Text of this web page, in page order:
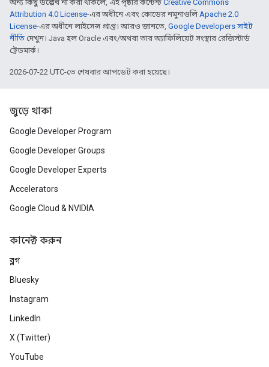
অন্য কিছু উল্লেখ না করা থাকলে, এই পৃষ্ঠার কন্টেন্ট Creative Commons
Attribution 4.0 License-এর অধীনে এবং কোডের নমুনাগুলিApache 2.0
License-এর অধীনে লাইসেন্স প্রাপ্ত। আরও জানতে, Google Developers সাইট
নীতি দেখুন। Java হল Oracle এবং/অথবা তার অ্যাফিলিয়েট সংস্থার রেজিস্টার্ড
ট্রেডমার্ক।
2026-07-22 UTC-তে শেষবার আপডেট করা হয়েছে।
জুড়ে থাকা
Google Developer Program
Google Developer Groups
Google Developer Experts
Accelerators
Google Cloud & NVIDIA
কানেক্ট করুন
ব্লগ
Bluesky
Instagram
LinkedIn
X (Twitter)
YouTube